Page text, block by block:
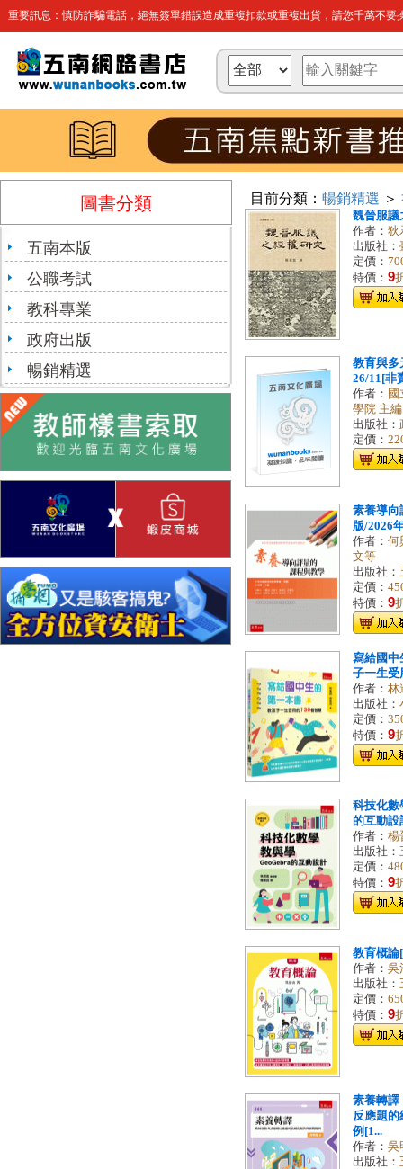
重要訊息：慎防詐騙電話，絕無簽單錯誤造成重複扣款或重複出貨，請您千萬不要
圖書分類
五南本版
公職考試
教科專業
政府出版
暢銷精選
目前分類： 暢銷精選 ＞
魏晉服議
作者： 狄
出版社：
定價：
特價： 9
教育與多
26/11[非
作者： 國
學院 主編
出版社：
定價：
素養導向
版/2026
作者： 何
文等
出版社：
定價：
特價： 9
寫給國中
子一生受
作者： 林
出版社：
定價：
特價： 9
科技化數
的互動設
作者： 楊
出版社：
定價：
特價： 9
教育概論
作者： 吳
出版社：
定價：
特價： 9
素養轉譯
反應題的
例[1...
作者： 吳
出版社：